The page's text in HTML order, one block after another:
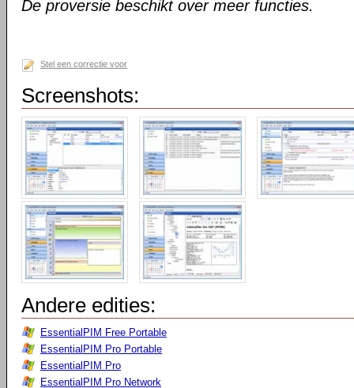
De proversie beschikt over meer functies.
Stel een correctie voor
Screenshots:
Andere edities:
EssentialPIM Free Portable
EssentialPIM Pro Portable
EssentialPIM Pro
EssentialPIM Pro Network